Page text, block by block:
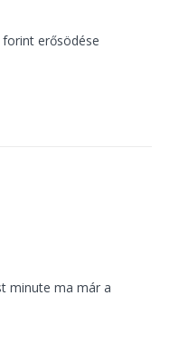
erősödése
minute ma már a